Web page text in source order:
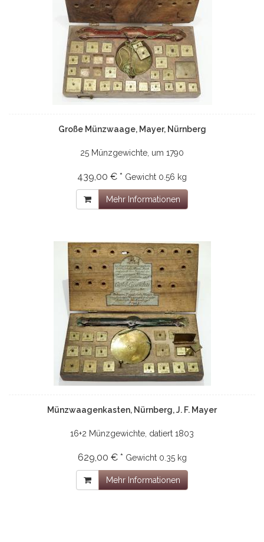
Große Münzwaage, Mayer, Nürnberg
25 Münzgewichte, um 1790
439,00 € * Gewicht 0.56 kg
Mehr Informationen
Münzwaagenkasten, Nürnberg, J. F. Mayer
16+2 Münzgewichte, datiert 1803
629,00 € * Gewicht 0.35 kg
Mehr Informationen